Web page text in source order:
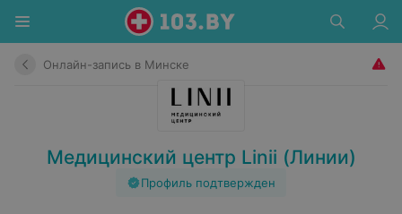
Онлайн-запись в Минске
Медицинский центр Linii (Линии)
Профиль подтвержден